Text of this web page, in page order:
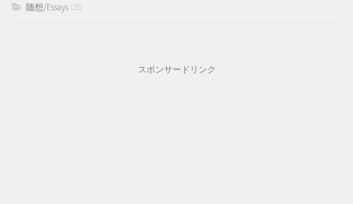
随想/Essays (35)
スポンサードリンク